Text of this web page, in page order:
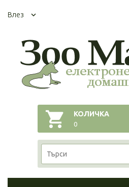
Влез
КОЛИЧКА
0